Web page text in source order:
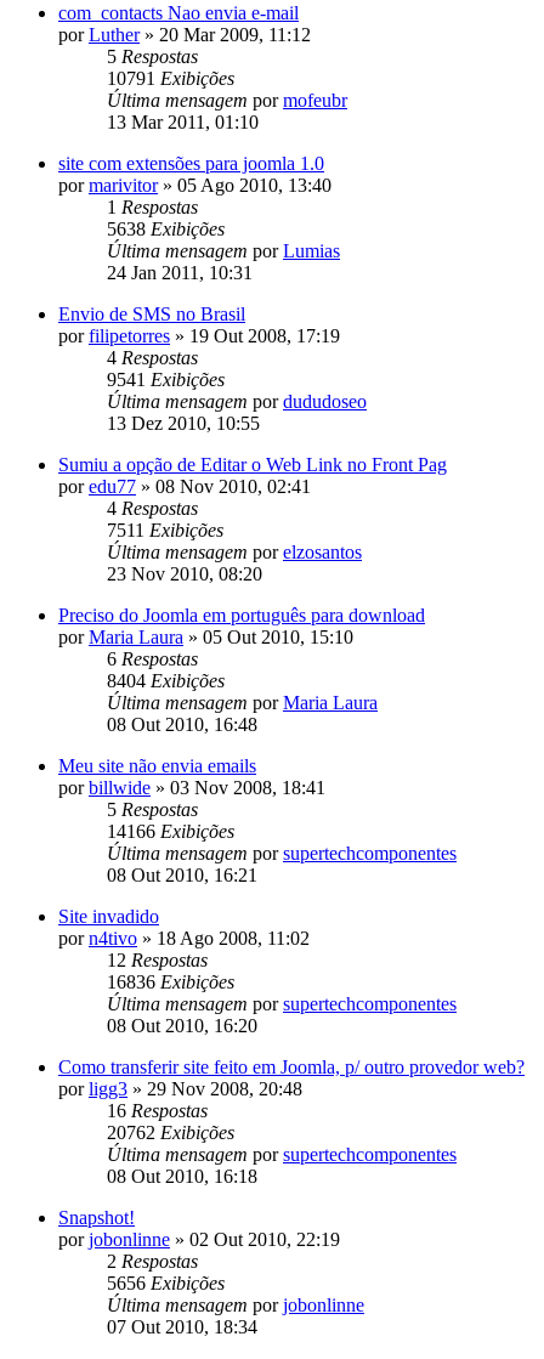
com_contacts Nao envia e-mail
porLuther» 20 Mar 2009, 11:12
5 Respostas
10791 Exibições
Última mensagem pormofeubr
13 Mar 2011, 01:10
site com extensões para joomla 1.0
pormarivitor» 05 Ago 2010, 13:40
1 Respostas
5638 Exibições
Última mensagem porLumias
24 Jan 2011, 10:31
Envio de SMS no Brasil
porfilipetorres » 19 Out 2008, 17:19
4 Respostas
9541 Exibições
Última mensagem pordududoseo
13 Dez 2010, 10:55
Sumiu a opção de Editar o Web Link no Front Pag
poredu77 » 08 Nov 2010, 02:41
4 Respostas
7511 Exibições
Última mensagem porelzosantos
23 Nov 2010, 08:20
Preciso do Joomla em português para download
porMaria Laura » 05 Out 2010, 15:10
6 Respostas
8404 Exibições
Última mensagem porMaria Laura
08 Out 2010, 16:48
Meu site não envia emails
porbillwide » 03 Nov 2008, 18:41
5 Respostas
14166 Exibições
Última mensagem porsupertechcomponentes
08 Out 2010, 16:21
Site invadido
porn4tivo » 18 Ago 2008, 11:02
12 Respostas
16836 Exibições
Última mensagem porsupertechcomponentes
08 Out 2010, 16:20
Como transferir site feito em Joomla, p/ outro provedor web?
porligg3 » 29 Nov 2008, 20:48
16 Respostas
20762 Exibições
Última mensagem porsupertechcomponentes
08 Out 2010, 16:18
Snapshot!
porjobonlinne » 02 Out 2010, 22:19
2 Respostas
5656 Exibições
Última mensagem porjobonlinne
07 Out 2010, 18:34